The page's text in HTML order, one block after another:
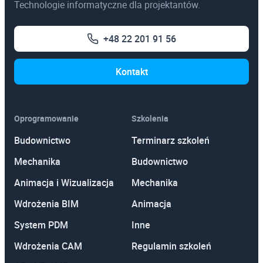
Autodesk AEC Collection
Konstrukcje
Rozwiązania chmurowe
Autodesk Drive
Mudbox
Maya Creative
Lumion
Autodesk Maya
Autodesk 3ds Max
V-Ray for 3ds Max
V-Ray for Maya
V-Ray for Cinema 4D
Maya Creative
Technologie informatyczne dla projektantów.
+48 22 201 91 56
Kontakt
Oprogramowanie
Budownictwo
Mechanika
Animacja i Wizualizacja
Wdrożenia BIM
System PDM
Wdrożenia CAM
Szkolenia
Terminarz szkoleń
Budownictwo
Mechanika
Animacja
Inne
Regulamin szkoleń